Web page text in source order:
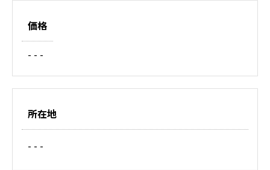
価格
- - -
所在地
- - -